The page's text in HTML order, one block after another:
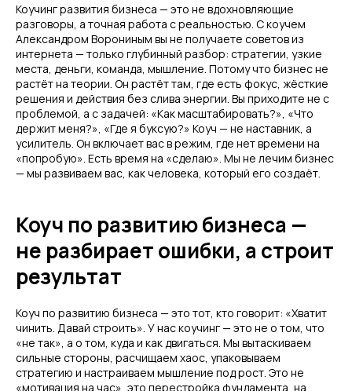
Коучинг развития бизнеса — это не вдохновляющие
разговоры, а точная работа с реальностью. С коучем
Александром Ворониным вы не получаете советов из
интернета — только глубинный разбор: стратегии, узкие
места, деньги, команда, мышление. Потому что бизнес не
растёт на теории. Он растёт там, где есть фокус, жёсткие
решения и действия без слива энергии. Вы приходите не с
проблемой, а с задачей: «Как масштабировать?», «Что
держит меня?», «Где я буксую?» Коуч — не наставник, а
усилитель. Он включает вас в режим, где нет времени на
«попробую». Есть время на «сделаю». Мы не лечим бизнес
— мы развиваем вас, как человека, который его создаёт.
Коуч по развитию бизнеса —
не разбирает ошибки, а строит
результат
Коуч по развитию бизнеса — это тот, кто говорит: «Хватит
чинить. Давай строить». У нас коучинг — это не о том, что
«не так», а о том, куда и как двигаться. Мы вытаскиваем
сильные стороны, расчищаем хаос, упаковываем
стратегию и настраиваем мышление под рост. Это не
«мотивация на час», это перестройка фундамента, на